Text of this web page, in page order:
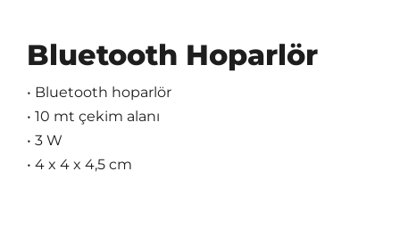
Bluetooth Hoparlör
• Bluetooth hoparlör
• 10 mt çekim alanı
• 3 W
• 4 x 4 x 4,5 cm